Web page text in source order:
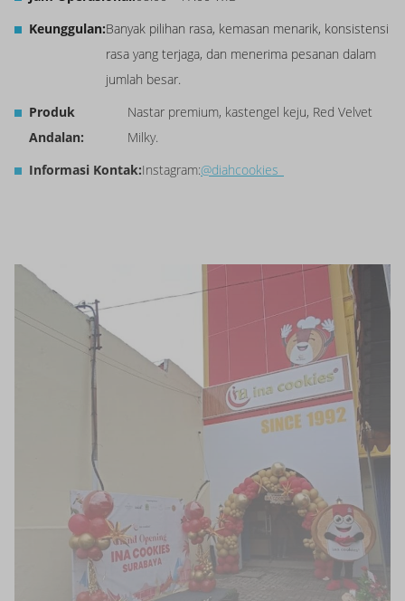
Keunggulan:Banyak pilihan rasa, kemasan menarik, konsistensi
rasa yang terjaga, dan menerima pesanan dalam
jumlah besar.
Produk
Andalan:
Nastar premium, kastengel keju, Red Velvet
Milky.
Informasi Kontak:Instagram:@diahcookies_